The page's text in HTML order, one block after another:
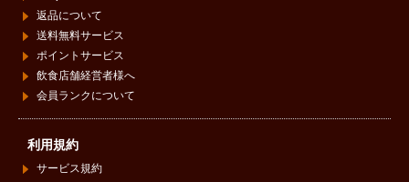
返品について
送料無料サービス
ポイントサービス
飲食店舗経営者様へ
会員ランクについて
利用規約
サービス規約